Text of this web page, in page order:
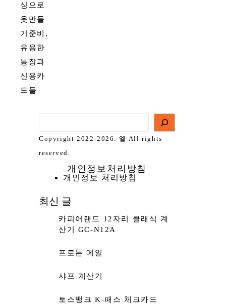
싱으로
옷만들
기준비,
유용한
통장과
신용카
드들
Copyright 2022-2026. 엘 All rights
reserved.
개인정보처리방침
개인정보 처리방침
최신 글
카피어랜드 12자리 클래식 계
산기 GC-N12A
프로톤 메일
샤프 계산기
토스뱅크 K-패스 체크카드